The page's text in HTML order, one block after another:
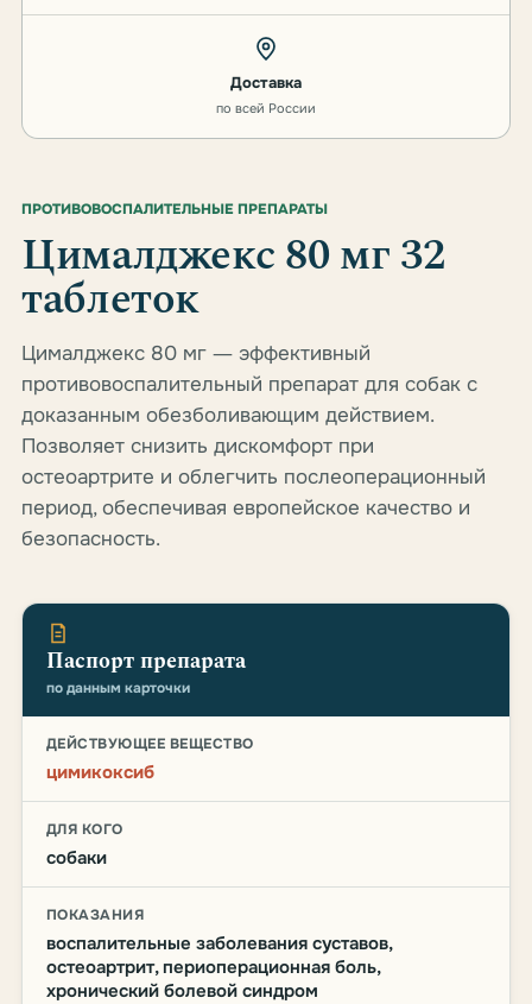
Доставка
по всей России
ПРОТИВОВОСПАЛИТЕЛЬНЫЕ ПРЕПАРАТЫ
Цималджекс 80 мг 32
таблеток
Цималджекс 80 мг ― эффективный
противовоспалительный препарат для собак с
доказанным обезболивающим действием.
Позволяет снизить дискомфорт при
остеоартрите и облегчить послеоперационный
период, обеспечивая европейское качество и
безопасность.
Паспорт препарата
по данным карточки
ДЕЙСТВУЮЩЕЕ ВЕЩЕСТВО
цимикоксиб
ДЛЯ КОГО
собаки
ПОКАЗАНИЯ
воспалительные заболевания суставов,
остеоартрит, периоперационная боль,
хронический болевой синдром